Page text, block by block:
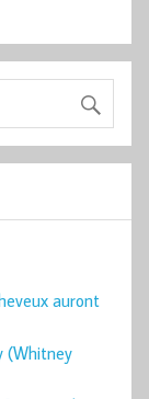
auront
(Whitney